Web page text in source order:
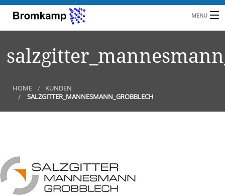
MENU
UNTERNEHMEN
BRANCHEN
KONTAKT
HOME
KUNDEN
SALZGITTER_MANNESMANN_GROBBLECH